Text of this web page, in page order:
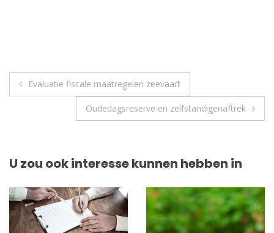
Berichtnavigatie
Evaluatie fiscale maatregelen zeevaart
Oudedagsreserve en zelfstandigenaftrek
U zou ook interesse kunnen hebben in